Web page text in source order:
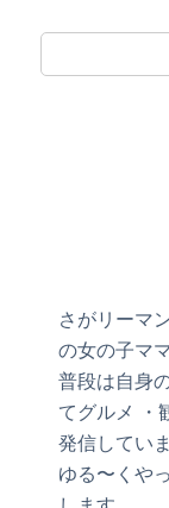
さがリーマ
の女の子ママ
普段は自身
てグルメ ・
発信してい
ゆる〜くや